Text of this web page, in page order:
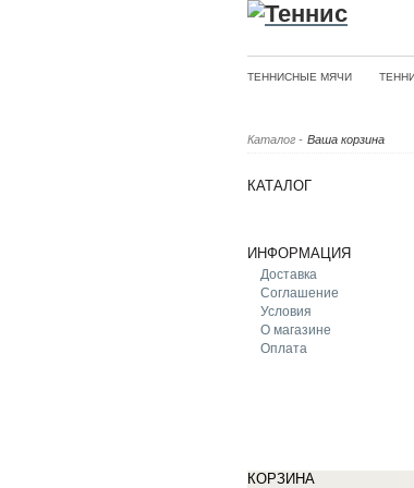
ТЕННИСНЫЕ МЯЧИ
Каталог - Ваша корзина
КАТАЛОГ
ИНФОРМАЦИЯ
Доставка
Соглашение
Условия
О магазине
Оплата
КОРЗИНА